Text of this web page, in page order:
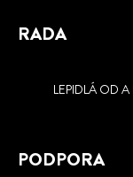
RADA
LEPIDLÁ OD
PODPORA